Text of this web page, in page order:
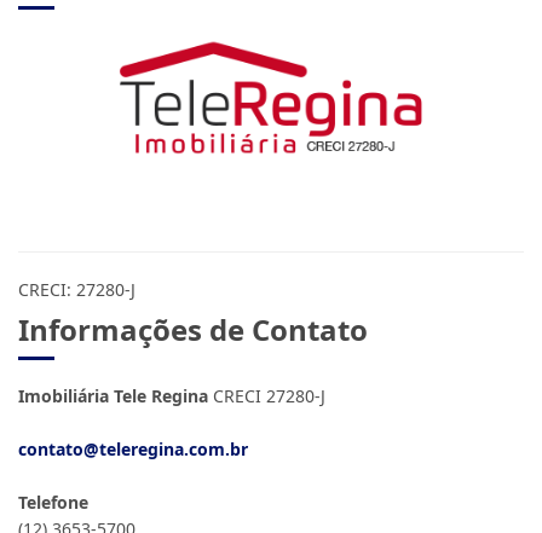
CRECI: 27280-J
Informações de Contato
Imobiliária Tele Regina CRECI 27280-J
contato@teleregina.com.br
Telefone